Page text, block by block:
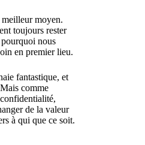
moyen.
toujours rester
nous
en premier lieu.
fantastique, et
comme
de la valeur
à qui que ce soit.